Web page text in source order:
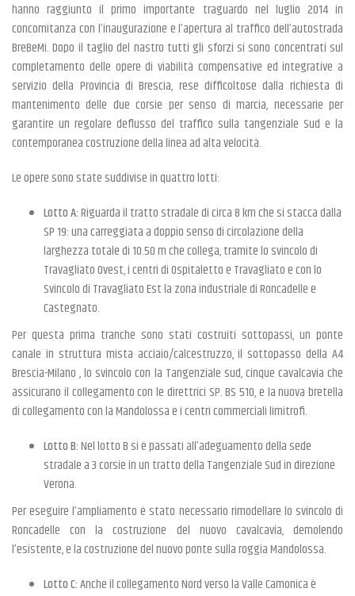
hanno raggiunto il primo importante traguardo nel luglio 2014 in
concomitanza con l’inaugurazione e l’apertura al traffico dell’autostrada
BreBeMi. Dopo il taglio del nastro tutti gli sforzi si sono concentrati sul
completamento delle opere di viabilità compensative ed integrative a
servizio della Provincia di Brescia, rese difficoltose dalla richiesta di
mantenimento delle due corsie per senso di marcia, necessarie per
garantire un regolare deflusso del traffico sulla tangenziale Sud e la
contemporanea costruzione della linea ad alta velocità.
Le opere sono state suddivise in quattro lotti:
Lotto A:Riguarda il tratto stradale di circa 8 km che si stacca dalla
SP 19: una carreggiata a doppio senso di circolazione della
larghezza totale di 10.50 m che collega, tramite lo svincolo di
Travagliato Ovest, i centri di Ospitaletto e Travagliato e con lo
Svincolo di Travagliato Est la zona industriale di Roncadelle e
Castegnato.
Per questa prima tranche sono stati costruiti sottopassi, un ponte
canale in struttura mista acciaio/calcestruzzo, il sottopasso della A4
Brescia-Milano , lo svincolo con la Tangenziale sud, cinque cavalcavia che
assicurano il collegamento con le direttrici SP. BS 510, e la nuova bretella
di collegamento con la Mandolossa e i centri commerciali limitrofi.
Lotto B:Nel lotto B si è passati all’adeguamento della sede
stradale a 3 corsie in un tratto della Tangenziale Sud in direzione
Verona.
Per eseguire l’ampliamento è stato necessario rimodellare lo svincolo di
Roncadelle con la costruzione del nuovo cavalcavia, demolendo
l’esistente, e la costruzione del nuovo ponte sulla roggia Mandolossa.
Lotto C:Anche il collegamento Nord verso la Valle Camonica è